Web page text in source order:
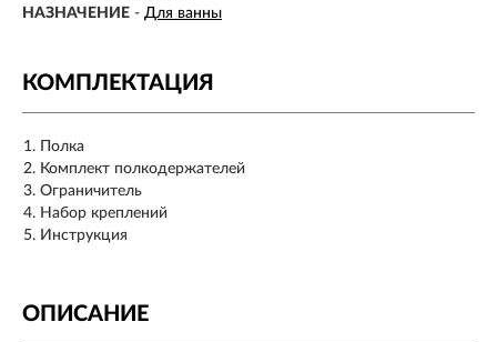
НАЗНАЧЕНИЕ - Для ванны
КОМПЛЕКТАЦИЯ
Полка
Комплект полкодержателей
Ограничитель
Набор креплений
Инструкция
ОПИСАНИЕ